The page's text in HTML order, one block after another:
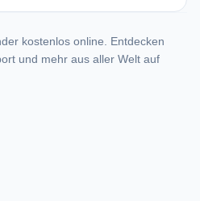
kostenlos online. Entdecken
und mehr aus aller Welt auf